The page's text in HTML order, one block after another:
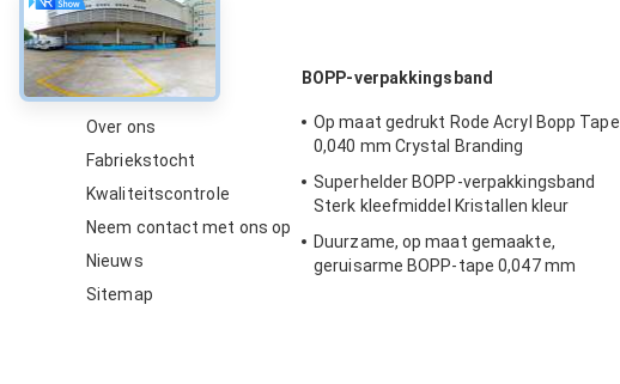
Over
Over ons
Fabriekstocht
Kwaliteitscontrole
Neem contact met ons op
Nieuws
Sitemap
BOPP-verpakkingsband
Op maat gedrukt Rode Acryl Bopp Tape
0,040 mm Crystal Branding
Superhelder BOPP-verpakkingsband
Sterk kleefmiddel Kristallen kleur
Duurzame, op maat gemaakte,
geruisarme BOPP-tape 0,047 mm